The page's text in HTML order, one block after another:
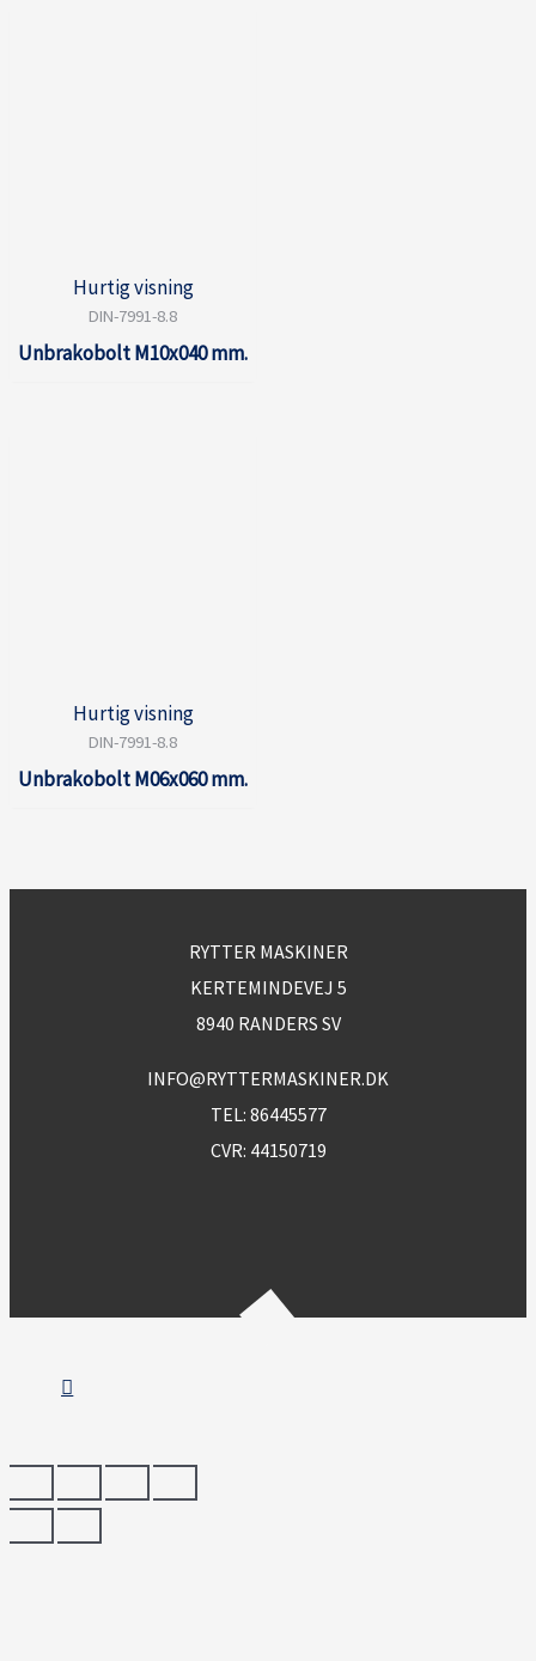
Hurtig visning
DIN-7991-8.8
Unbrakobolt M10x040 mm.
Hurtig visning
DIN-7991-8.8
Unbrakobolt M06x060 mm.
RYTTER MASKINER
KERTEMINDEVEJ 5
8940 RANDERS SV
INFO@RYTTERMASKINER.DK
TEL: 86445577
CVR: 44150719